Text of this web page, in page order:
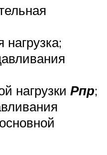
нагрузка;
нагрузки Рпр;